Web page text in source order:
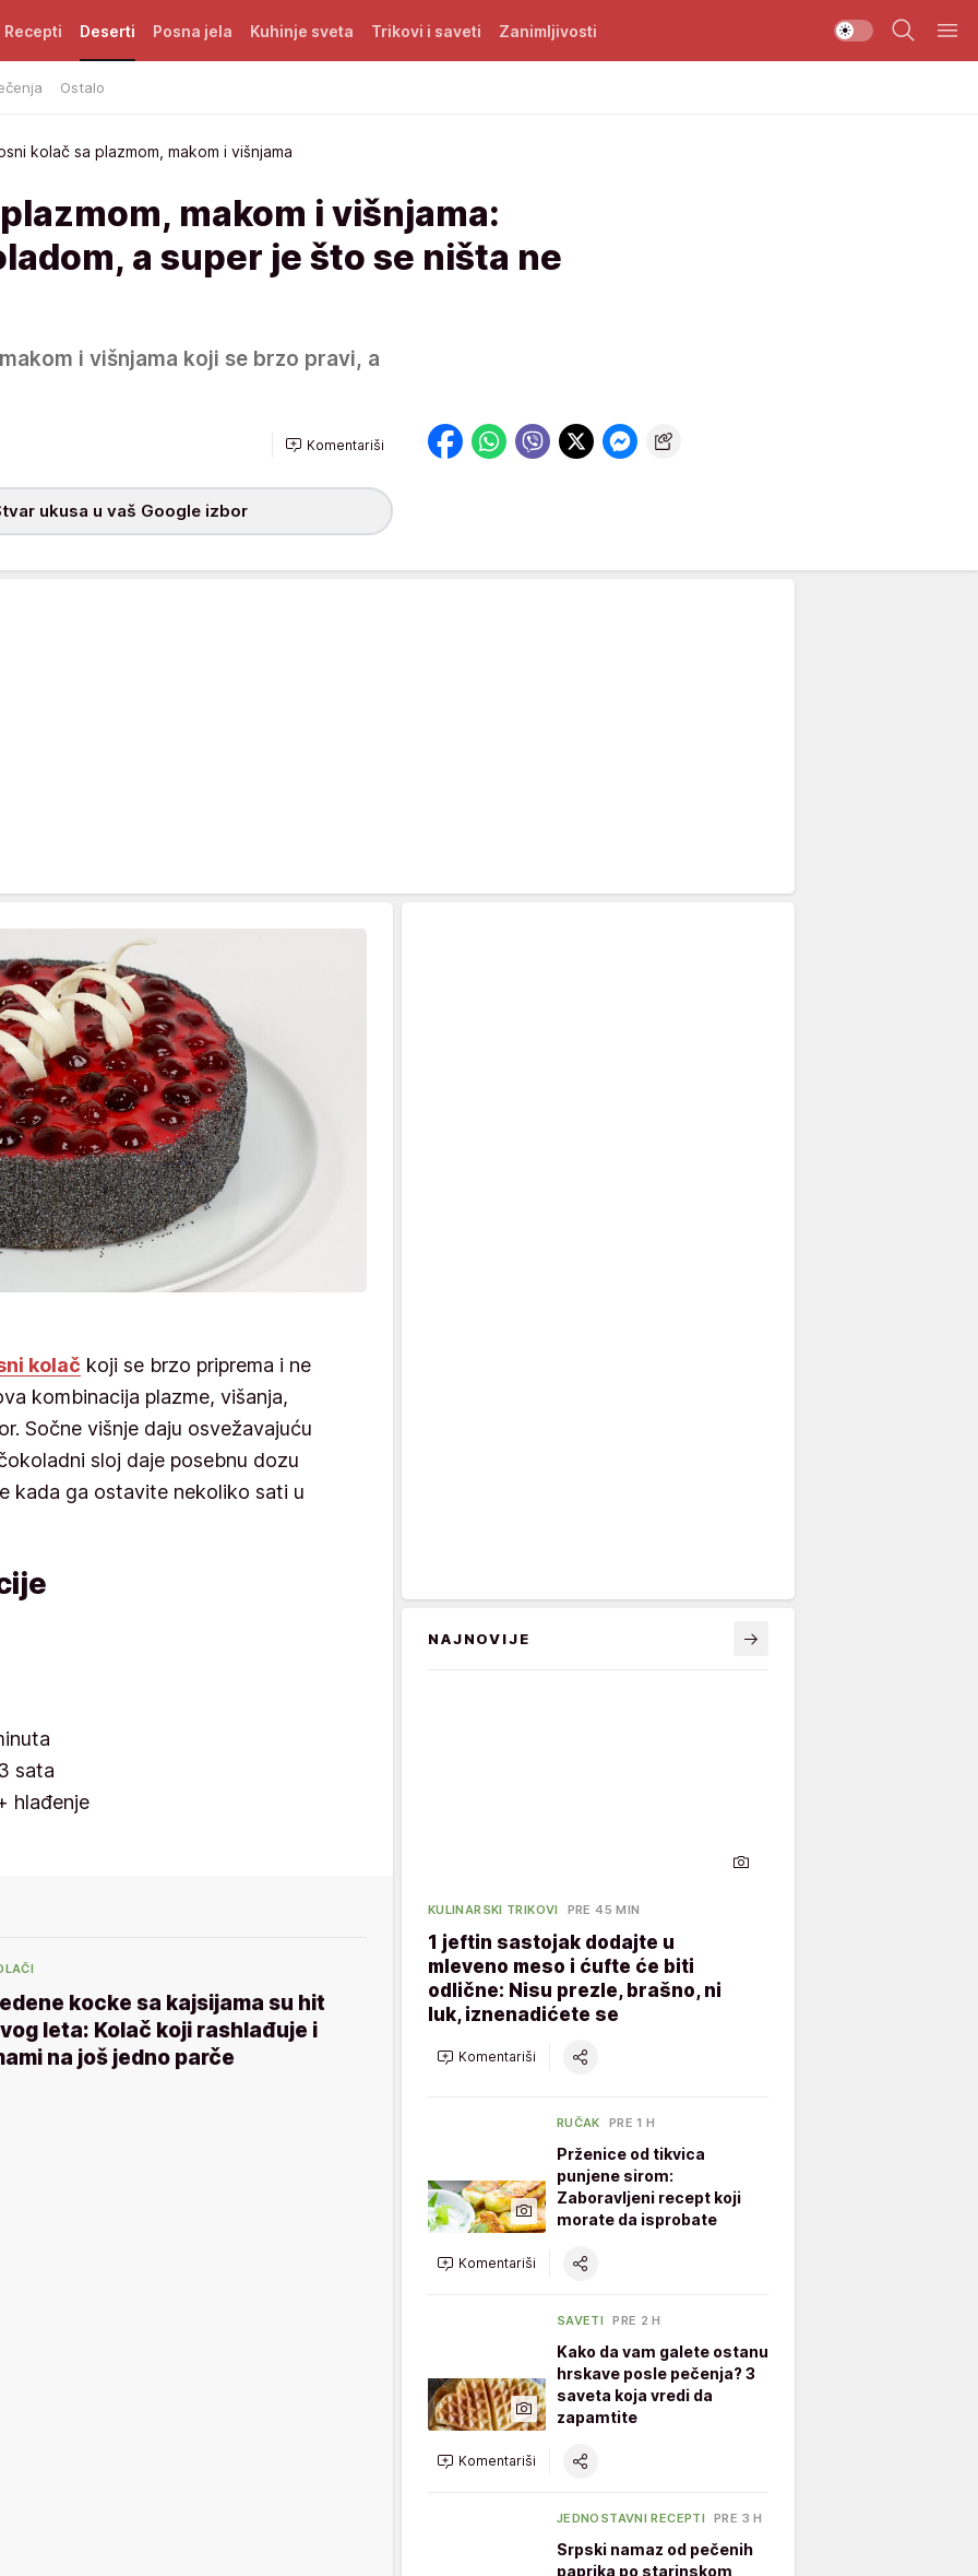
Recepti Deserti
Ostalo
Posna jela Kuhinje sveta Trikovi i saveti Zanimljivosti
kolač sa plazmom, makom i višnjama
makom i višnjama:
a super je što se ništa ne
i višnjama koji se brzo pravi, a
Komentariši
ukusa u vaš Google izbor
kolač koji se brzo priprema i ne
kombinacija plazme, višanja,
Sočne višnje daju osvežavajuću
sloj daje posebnu dozu
kada ga ostavite nekoliko sati u
sata
hlađenje
kocke sa kajsijama su hit
leta: Kolač koji rashlađuje i
na još jedno parče
NAJNOVIJE
KULINARSKI TRIKOVI PRE 45 MIN
1 jeftin sastojak dodajte u
mleveno meso i ćufte će biti
odlične: Nisu prezle, brašno, ni
luk, iznenadićete se
Komentariši
RUČAK PRE 1 H
Prženice od tikvica
punjene sirom:
Zaboravljeni recept koji
morate da isprobate
Komentariši
SAVETI PRE 2 H
Kako da vam galete ostanu
hrskave posle pečenja? 3
saveta koja vredi da
zapamtite
Komentariši
JEDNOSTAVNI RECEPTI PRE 3 H
Srpski namaz od pečenih
paprika po starinskom